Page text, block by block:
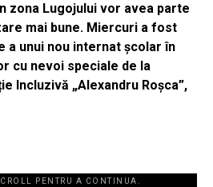
zona Lugojului vor avea parte
mai bune. Miercuri a fost
a unui nou internat școlar în
cu nevoi speciale de la
Incluzivă „Alexandru Roșca”,
PENTRU A CONTINUA.